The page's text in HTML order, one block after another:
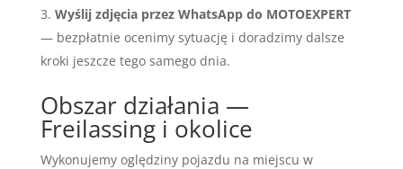
Wyślij zdjęcia przez WhatsApp do MOTOEXPERT
— bezpłatnie ocenimy sytuację i doradzimy dalsze
kroki jeszcze tego samego dnia.
Obszar działania —
Freilassing i okolice
Wykonujemy oględziny pojazdu na miejscu w